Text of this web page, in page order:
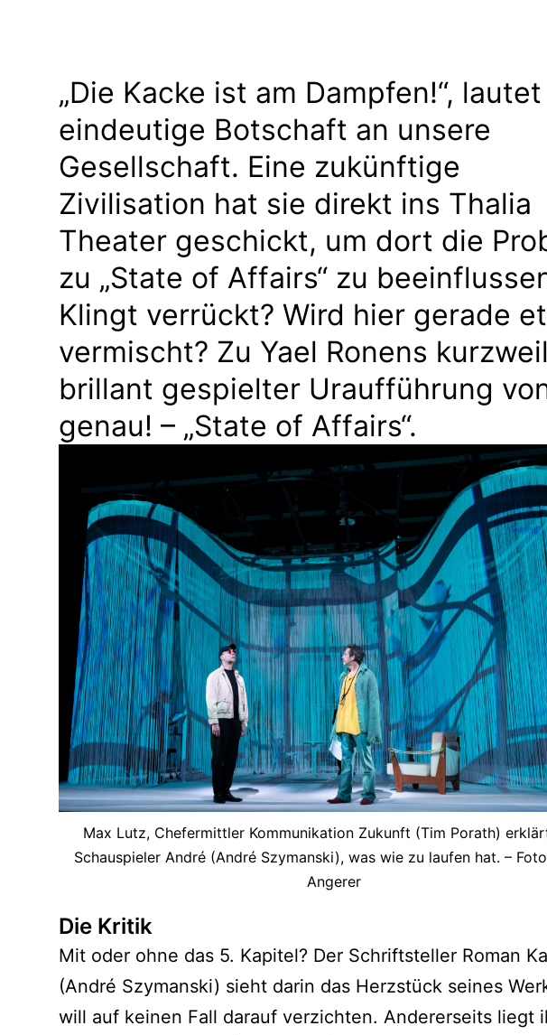
„Die Kacke ist am Dampfen!“,
eindeutige Botschaft an unsere
Gesellschaft. Eine zukünftige
Zivilisation hat sie direkt ins Thalia
Theater geschickt, um dort die
zu „State of Affairs“ zu
Klingt verrückt? Wird hier gerade
vermischt? Zu Yael Ronens
brillant gespielter Uraufführung
genau! – „State of Affairs“.
Max Lutz, Chefermittler Kommunikation Zukunft (Tim Porath)
Schauspieler André (André Szymanski), was wie zu laufen hat. –
Angerer
Die Kritik
Mit oder ohne das 5. Kapitel? Der Schriftsteller Roman
(André Szymanski) sieht darin das Herzstück seines
will auf keinen Fall darauf verzichten. Andererseits liegt